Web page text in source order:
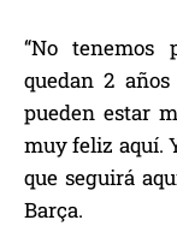
“No tenemos
quedan 2
pueden estar
muy feliz aquí.
que seguirá
Barça.